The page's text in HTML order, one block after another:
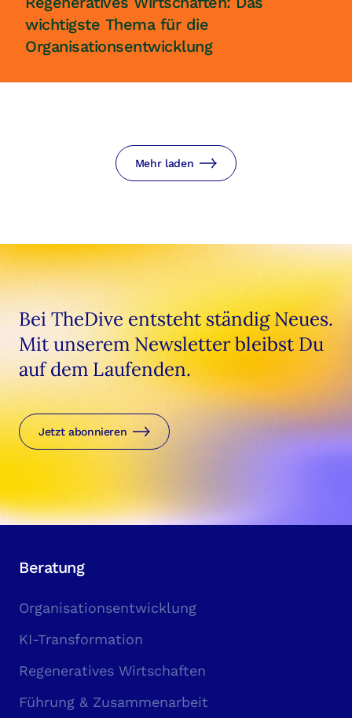
wichtigste Thema für die
Organisationsentwicklung
Mehr laden
Bei TheDive entsteht ständig Neues.
Mit unserem Newsletter bleibst Du
auf dem Laufenden.
Jetzt abonnieren
Beratung
Organisationsentwicklung
KI-Transformation
Regeneratives Wirtschaften
Führung & Zusammenarbeit